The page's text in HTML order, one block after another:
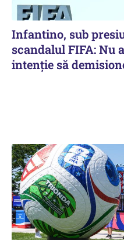
Infantino, sub
scandalul FIFA: Nu
intenție să